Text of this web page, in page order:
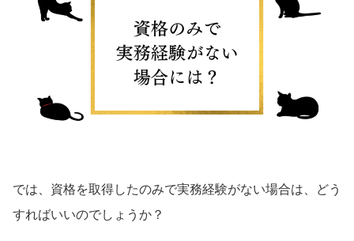
では、資格を取得したのみで実務経験がない場合は、どう
すればいいのでしょうか？